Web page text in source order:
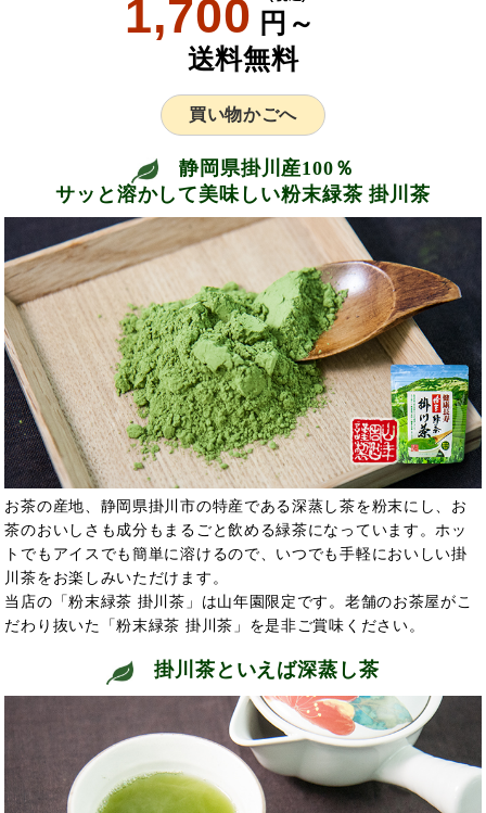
1,700 円～
送料無料
買い物かごへ
静岡県掛川産100％
サッと溶かして美味しい粉末緑茶 掛川茶
お茶の産地、静岡県掛川市の特産である深蒸し茶を粉末にし、お
茶のおいしさも成分もまるごと飲める緑茶になっています。ホッ
トでもアイスでも簡単に溶けるので、いつでも手軽においしい掛
川茶をお楽しみいただけます。
当店の「粉末緑茶 掛川茶」は山年園限定です。老舗のお茶屋がこ
だわり抜いた「粉末緑茶 掛川茶」を是非ご賞味ください。
掛川茶といえば深蒸し茶